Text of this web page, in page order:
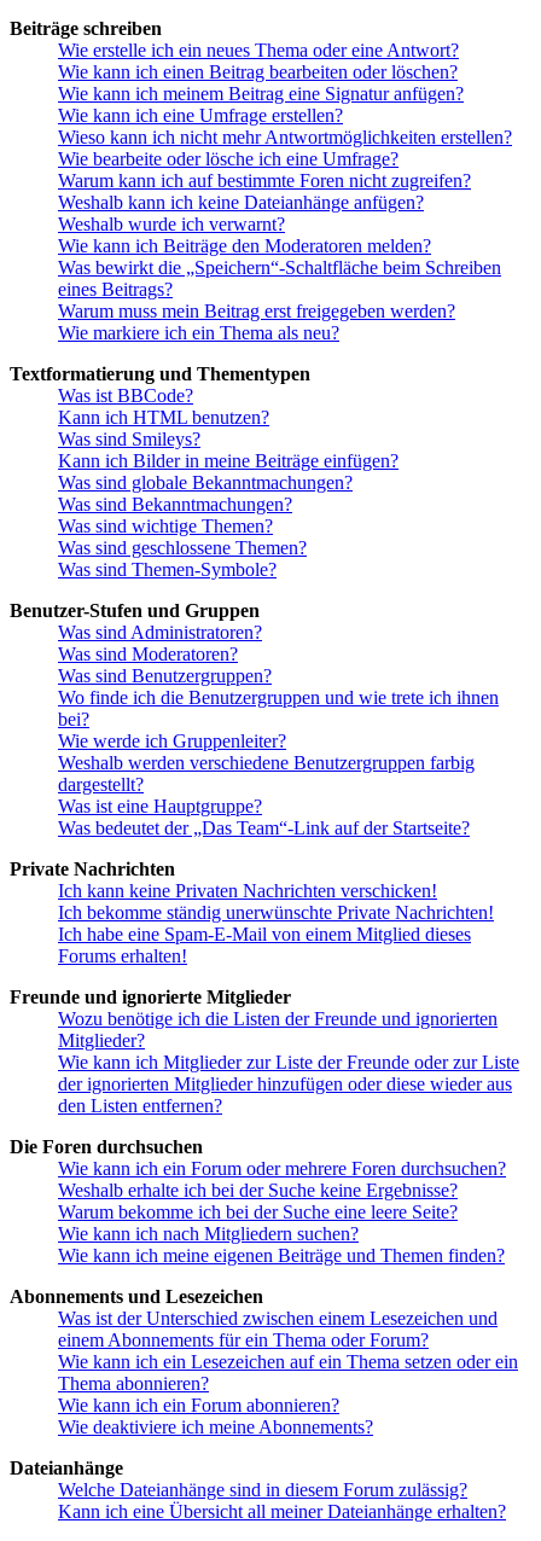
Beiträge schreiben
Wie erstelle ich ein neues Thema oder eine Antwort?
Wie kann ich einen Beitrag bearbeiten oder löschen?
Wie kann ich meinem Beitrag eine Signatur anfügen?
Wie kann ich eine Umfrage erstellen?
Wieso kann ich nicht mehr Antwortmöglichkeiten erstellen?
Wie bearbeite oder lösche ich eine Umfrage?
Warum kann ich auf bestimmte Foren nicht zugreifen?
Weshalb kann ich keine Dateianhänge anfügen?
Weshalb wurde ich verwarnt?
Wie kann ich Beiträge den Moderatoren melden?
Was bewirkt die „Speichern“-Schaltfläche beim Schreiben
eines Beitrags?
Warum muss mein Beitrag erst freigegeben werden?
Wie markiere ich ein Thema als neu?
Textformatierung und Thementypen
Was ist BBCode?
Kann ich HTML benutzen?
Was sind Smileys?
Kann ich Bilder in meine Beiträge einfügen?
Was sind globale Bekanntmachungen?
Was sind Bekanntmachungen?
Was sind wichtige Themen?
Was sind geschlossene Themen?
Was sind Themen-Symbole?
Benutzer-Stufen und Gruppen
Was sind Administratoren?
Was sind Moderatoren?
Was sind Benutzergruppen?
Wo finde ich die Benutzergruppen und wie trete ich ihnen
bei?
Wie werde ich Gruppenleiter?
Weshalb werden verschiedene Benutzergruppen farbig
dargestellt?
Was ist eine Hauptgruppe?
Was bedeutet der „Das Team“-Link auf der Startseite?
Private Nachrichten
Ich kann keine Privaten Nachrichten verschicken!
Ich bekomme ständig unerwünschte Private Nachrichten!
Ich habe eine Spam-E-Mail von einem Mitglied dieses
Forums erhalten!
Freunde und ignorierte Mitglieder
Wozu benötige ich die Listen der Freunde und ignorierten
Mitglieder?
Wie kann ich Mitglieder zur Liste der Freunde oder zur Liste
der ignorierten Mitglieder hinzufügen oder diese wieder aus
den Listen entfernen?
Die Foren durchsuchen
Wie kann ich ein Forum oder mehrere Foren durchsuchen?
Weshalb erhalte ich bei der Suche keine Ergebnisse?
Warum bekomme ich bei der Suche eine leere Seite?
Wie kann ich nach Mitgliedern suchen?
Wie kann ich meine eigenen Beiträge und Themen finden?
Abonnements und Lesezeichen
Was ist der Unterschied zwischen einem Lesezeichen und
einem Abonnements für ein Thema oder Forum?
Wie kann ich ein Lesezeichen auf ein Thema setzen oder ein
Thema abonnieren?
Wie kann ich ein Forum abonnieren?
Wie deaktiviere ich meine Abonnements?
Dateianhänge
Welche Dateianhänge sind in diesem Forum zulässig?
Kann ich eine Übersicht all meiner Dateianhänge erhalten?